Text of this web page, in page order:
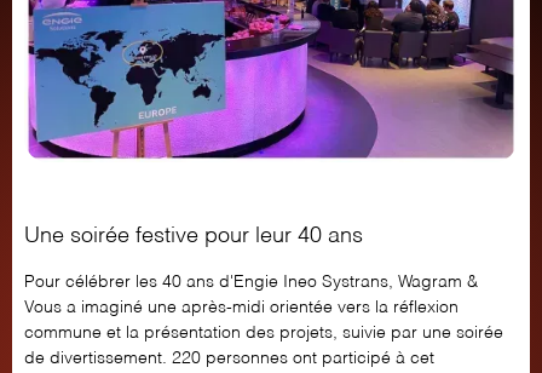
Une soirée festive pour leur 40 ans
Pour célébrer les 40 ans d'Engie Ineo Systrans, Wagram &
Vous a imaginé une après-midi orientée vers la réflexion
commune et la présentation des projets, suivie par une soirée
de divertissement. 220 personnes ont participé à cet